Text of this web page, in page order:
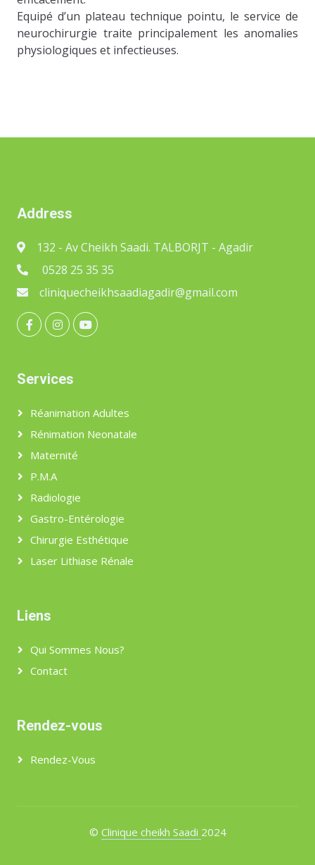
Equipé d’un plateau technique pointu, le service de
neurochirurgie traite principalement les anomalies
physiologiques et infectieuses.
Address
132 - Av Cheikh Saadi. TALBORJT - Agadir
0528 25 35 35
cliniquecheikhsaadiagadir@gmail.com
Services
Réanimation Adultes
Rénimation Neonatale
Maternité
P.M.A
Radiologie
Gastro-Entérologie
Chirurgie Esthétique
Laser Lithiase Rénale
Liens
Qui Sommes Nous?
Contact
Rendez-vous
Rendez-Vous
© Clinique cheikh Saadi 2024